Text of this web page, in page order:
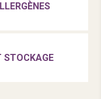
STOCKAGE